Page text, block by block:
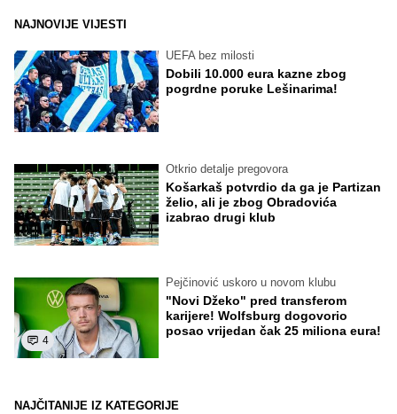
NAJNOVIJE VIJESTI
UEFA bez milosti
Dobili 10.000 eura kazne zbog
pogrdne poruke Lešinarima!
Otkrio detalje pregovora
Košarkaš potvrdio da ga je Partizan
želio, ali je zbog Obradovića
izabrao drugi klub
4
Pejčinović uskoro u novom klubu
"Novi Džeko" pred transferom
karijere! Wolfsburg dogovorio
posao vrijedan čak 25 miliona eura!
NAJČITANIJE IZ KATEGORIJE